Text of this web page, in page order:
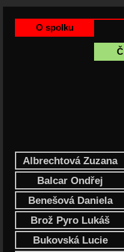
O spolku
Albrechtová Zuzana
Balcar Ondřej
Benešová Daniela
Brož Pyro Lukáš
Bukovská Lucie